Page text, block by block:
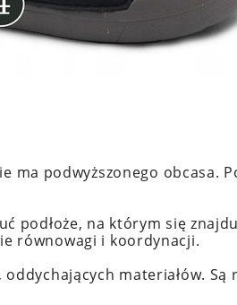
ma podwyższonego obcasa.
podłoże, na którym się
równowagi i koordynacji.
oddychających materiałów. Są